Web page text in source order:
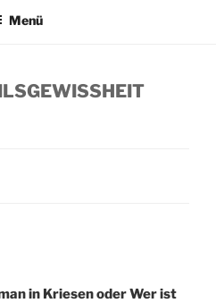
Menü
in Kriesen oder Wer ist